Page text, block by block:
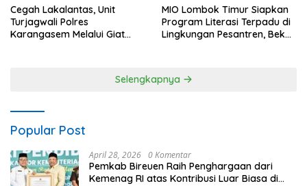
Cegah Lakalantas, Unit
Turjagwali Polres
Karangasem Melalui Giat
MIO Lombok Timur Siapkan
Program Literasi Terpadu di
Lingkungan Pesantren, Bekali
Selengkapnya
Popular Post
April 28, 2026 0 Komentar
Pemkab Bireuen Raih Penghargaan dari
Kemenag RI atas Kontribusi Luar Biasa di